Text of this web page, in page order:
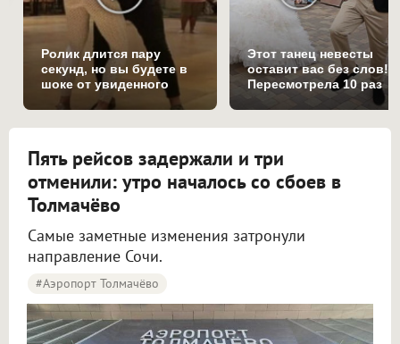
Ролик длится пару
секунд, но вы будете в
шоке от увиденного
Этот танец невесты
оставит вас без слов!
Пересмотрела 10 раз
Пять рейсов задержали и три
отменили: утро началось со сбоев в
Толмачёво
Самые заметные изменения затронули
направление Сочи.
#Аэропорт Толмачёво